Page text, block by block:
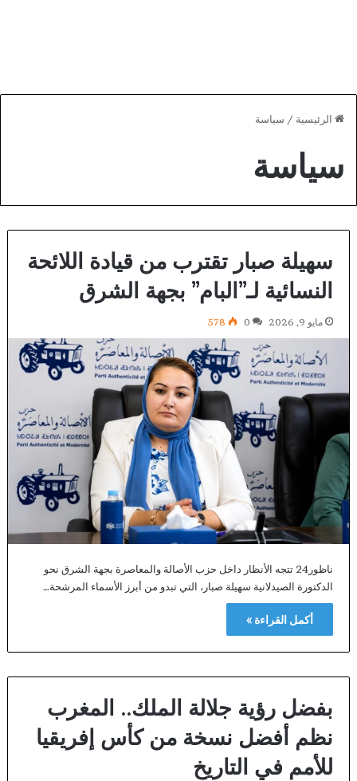
الرئيسية / سياسة
سياسة
سهيلة صبار تقترب من قيادة اللائحة
النسائية لـ”البام” بجهة الشرق
مايو 9, 2026 0
578
ناظور24 تتجه الأنظار داخل حزب الأصالة والمعاصرة بجهة الشرق نحو
الدكتورة الصيدلانية سهيلة صبار، التي تبدو من أبرز الأسماء المرشحة…
أكمل القراءة »
بفضل رؤية جلالة الملك.. المغرب
نظم أفضل نسخة من كأس إفريقيا
للأمم في التاريخ